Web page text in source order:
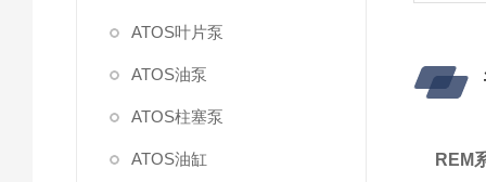
ATOS叶片泵
ATOS油泵
ATOS柱塞泵
ATOS油缸
REM